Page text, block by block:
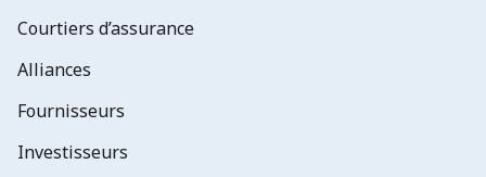
Courtiers d’assurance
Alliances
Fournisseurs
Investisseurs